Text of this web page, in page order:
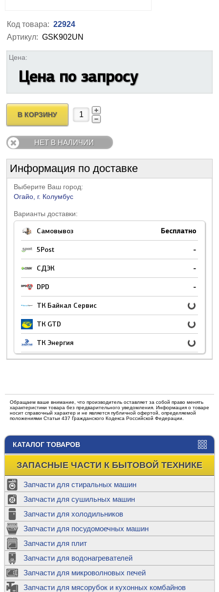
КАТАЛОГ ТОВАРОВ
ЗАПАСНЫЕ ЧАСТИ К БЫТОВОЙ ТЕХНИКЕ
Запчасти для стиральных машин
Запчасти для сушильных машин
Запчасти для холодильников
Запчасти для посудомоечных машин
Запчасти для плит
Запчасти для водонагревателей
Запчасти для микроволновых печей
Запчасти для мясорубок и кухонных комбайнов
Код товара: 22924
Артикул: GSK902UN
Цена:
Цена по запросу
В КОРЗИНУ
НЕТ В НАЛИЧИИ
Информация по доставке
Выберите Ваш город:
Огайо, г. Колумбус
Варианты доставки:
Самовывоз Бесплатно
5Post -
СДЭК -
DPD -
ТК Байкал Сервис
ТК GTD
ТК Энергия
Обращаем ваше внимание, что производитель оставляет за собой право менять
характеристики товара без предварительного уведомления. Информация о товаре
носит справочный характер и не является публичной офертой, определяемой
положениями Статьи 437 Гражданского Кодекса Российской Федерации.